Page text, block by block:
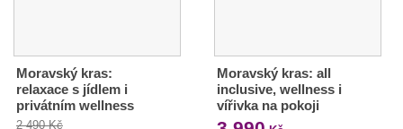
Moravský kras:
relaxace s jídlem i
privátním wellness
2 490 Kč
Moravský kras: all
inclusive, wellness i
vířivka na pokoji